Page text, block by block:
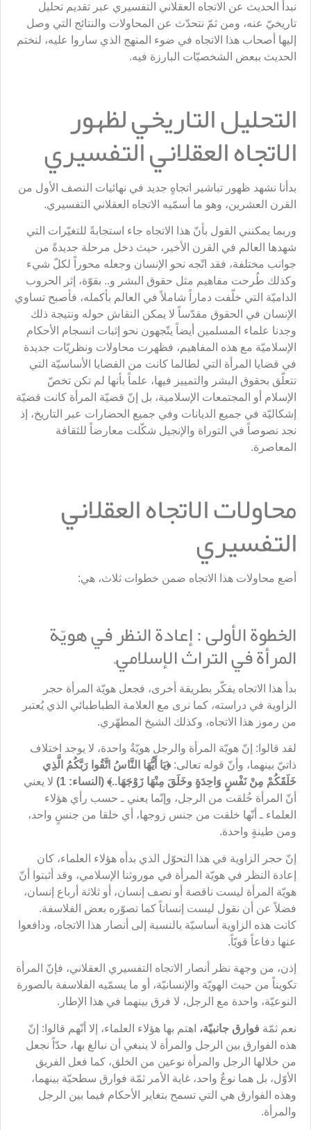
نبدأ الحديث عن الاتجاه العقلاني التفسيري عبر تقديم تحليل
تاريخيّ عنه، ومن ثمّ نتحدّث عن المحاولات والنتائج التي وصل
إليها أصحاب هذا الاتجاه في ضوء المنهج الذي ساروا عليه، لنختم
الحديث ببعض الشخصيّات البارزة فيه.
التحليل التاريخي لظهور
الاتجاه العقلاني التفسيري
بدأنا نشهد ظهور تباشير اتجاهٍ جديد في نهائيات النصف الأول من
القرن العشرين، وهو ما أسمّيه الاتجاه العقلاني التفسيري.
وربما يمكنني القول بأنّ هذا الاتجاه جاء استجابةً للتغيّرات التي
شهدها العالم في القرن الأخير، حيث دخل مرحلة جديدةً من
جوانب مختلفة، فقد اتّجه نحو الإنسان وجعله محوراً لكلّ شيء
وكذلك طُرحت مفاهيم مثل حقوق البشر و.. بقوّة، إثر الحروب
الداميّة التي خلّفت دماراً شاملاً في العالم بأكمله، فأصبح تساوي
الإنسان في الحقوق مقدّساً لا يمكن النقاش حوله ونتيجة ذلك
وجدنا علماء المسلمين أيضاً يتّجهون نحو إثبات انسجام الأحكام
الإسلاميّة مع هذه المفاهيم، فظهرت محاولات ونظريّات جديدة
في قضايا المرأة التي لطالما كانت من القضايا الأساسيّة التي
تتعلّق بحقوق البشر والتمييز فيها، علماً بأنها لم تكن تخصّ
الإسلام أو المجتمعات الإسلامية، بل إنّ قضيّة المرأة كانت قضيّة
إشكاليّة في جميع الديانات وفي جميع الحضارات عبر التاريخ، إذ
نجد نصوصاً في التوراة والإنجيل شكّلت معارضاً للثقافة
المعاصرة.
محاولات الاتجاه العقلاني
التفسيري
أضع محاولات هذا الاتجاه ضمن خطوات ثلاث، هي:
الخطوة الأولى : إعادة النظر في هويّة
المرأة في التراث الإسلاميّ
بدأ هذا الاتجاه يفكّر بطريقة أخرى، فجعل هويّة المرأة حجر
الزاوية في دراسته، كما نرى مع العلامة الطباطبائي الذي يُعتبر
من رموز هذا الاتجاه، وكذلك الشيخ المطهّري.
لقد قالوا: إنّ هويّة المرأة والرجل هويّةٌ واحدة، لا يوجد اختلاف
ذاتيّ بينهما، وأنّ قوله تعالى:﴿يَا أَيُّهَا النَّاسُ اتَّقُوا رَبَّكُمُ الَّذِي
خَلَقَكُمْ مِنْ نَفْسٍ وَاحِدَةٍ وخَلَقَ مِنْهَا زَوْجَهَا..﴾ ( النساء: 1)
لا يعني
أنّ المرأة خُلقت من الرجل، وإنّما يعني ـ حسب رأي هؤلاء
العلماء ـ أنّها خلقت من جنس زوجها، أي خلقا من جنسٍ واحد،
ومن طينةٍ واحدة.
إنّ حجر الزاوية في هذا التحوّل الذي بدأه هؤلاء العلماء، كان
إعادة النظر في هويّة المرأة في موروثنا الإسلامي، وقد أثبتوا أنّ
هويّة المرأة ليست ناقصة أو نصف إنسان، أو ثلاثة أرباع إنسان،
فضلاً عن أن نقول ليست إنساناً كما تصوّره بعض الفلاسفة.
كانت هذه الزاوية أساسيّة بالنسبة إلى أنصار هذا الاتجاه، ودافعوا
عنها دفاعاً قويّاً.
إذن، من وجهة نظر أنصار الاتجاه التفسيري العقلاني، فإنّ المرأة
تكويناً من حيث الهويّة والإنسانيّة، أو ما يسمّيه الفلاسفة بالصورة
النوعيّة، واحدة مع الرجل، لا فرق بينهما في هذا الإطار.
نعم ثمّة فوارق جانبيّة، اهتم بها هؤلاء العلماء، إلا أنّهم قالوا: إنّ
هذه الفوارق بين الرجل والمرأة لا ينبغي أن نبالغ بها، حدّاً نجعل
من خلالها الرجل والمرأة نوعين من الخلق، كما فعل الفريق
الأوّل، بل هما نوعٌ واحد، غاية الأمر ثمّة فوارق سطحيّة بينهما،
وهذه الفوارق هي التي تسمح بتغاير الأحكام فيما بين الرجل
والمرأة.